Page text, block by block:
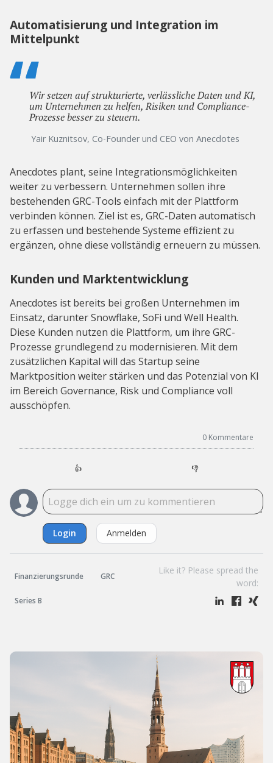
Automatisierung und Integration im
Mittelpunkt
Wir setzen auf strukturierte, verlässliche Daten und KI,
um Unternehmen zu helfen, Risiken und Compliance-
Prozesse besser zu steuern.
Yair Kuznitsov, Co-Founder und CEO von Anecdotes
Anecdotes plant, seine Integrationsmöglichkeiten
weiter zu verbessern. Unternehmen sollen ihre
bestehenden GRC-Tools einfach mit der Plattform
verbinden können. Ziel ist es, GRC-Daten automatisch
zu erfassen und bestehende Systeme effizient zu
ergänzen, ohne diese vollständig erneuern zu müssen.
Kunden und Marktentwicklung
Anecdotes ist bereits bei großen Unternehmen im
Einsatz, darunter Snowflake, SoFi und Well Health.
Diese Kunden nutzen die Plattform, um ihre GRC-
Prozesse grundlegend zu modernisieren. Mit dem
zusätzlichen Kapital will das Startup seine
Marktposition weiter stärken und das Potenzial von KI
im Bereich Governance, Risk und Compliance voll
ausschöpfen.
0 Kommentare
👍 👎
Login Anmelden
Finanzierungsrunde GRC
Series B
Like it? Please spread the
word: